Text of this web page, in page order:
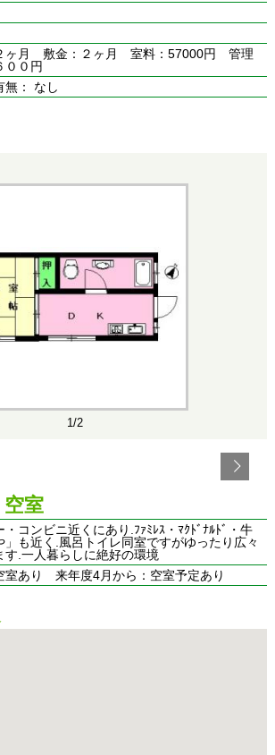
ヶ月 敷金：２ヶ月 室料：57000円 管理
００円
無： なし
1/2
室
・コンビニ近くにあり.ﾌｧﾐﾚｽ・ﾏｸﾄﾞﾅﾙﾄﾞ・牛
」も近く.風呂トイレ同室ですがゆったり広々
す.一人暮らしに絶好の環境
室あり 来年度4月から：空室予定あり